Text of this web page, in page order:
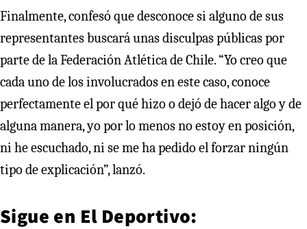
Finalmente, confesó que desconoce si alguno de sus
representantes buscará unas disculpas públicas por
parte de la Federación Atlética de Chile. “Yo creo que
cada uno de los involucrados en este caso, conoce
perfectamente el por qué hizo o dejó de hacer algo y de
alguna manera, yo por lo menos no estoy en posición,
ni he escuchado, ni se me ha pedido el forzar ningún
tipo de explicación”, lanzó.
Sigue en El Deportivo: